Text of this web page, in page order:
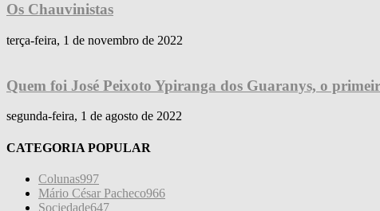
Os Chauvinistas
terça-feira, 1 de novembro de 2022
Quem foi José Peixoto Ypiranga dos Guaranys, o
segunda-feira, 1 de agosto de 2022
CATEGORIA POPULAR
Colunas997
Mário César Pacheco966
Sociedade647